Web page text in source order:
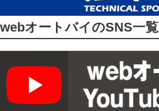
webオートバイのSNS一覧